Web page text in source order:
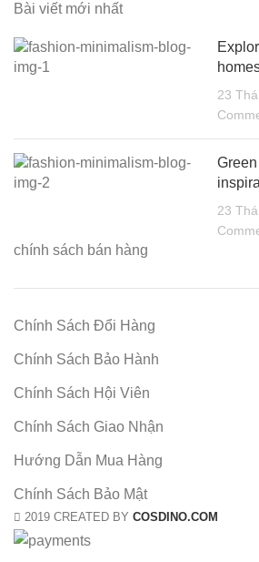
Bài viết mới nhất
23
23
chính sách bán hàng
Chính Sách Đổi Hàng
Chính Sách Bảo Hành
Chính Sách Hội Viên
Chính Sách Giao Nhận
Hướng Dẫn Mua Hàng
Chính Sách Bảo Mật
2019 CREATED BY COSDINO.COM